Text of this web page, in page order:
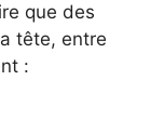
que des
tête, entre
: